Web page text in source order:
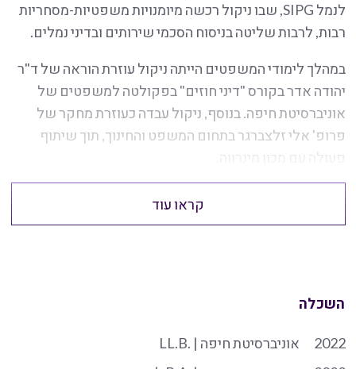
לנמל SIPG, שבו ניקול רכשה מיומנויות משפטיות-מסחריות
רבות, לרבות שליטה בניסוח הסכמי שירותים ובדיני נמלים.
במהלך לימודי המשפטים הייתה ניקול עוזרת הוראה של ד"ר
יהודה אדר בקורס "דיני חוזים" בפקולטה למשפטים של
אוניברסיטת חיפה. בנוסף, ניקול עבדה כעוזרת מחקר של
פרופ' אלי זלצברגר בתחום המשפט והחינוך, תוך שיתוף
פעולה עם מכון מינרווה.
קראו עוד
השכלה
2022
אוניברסיטת חיפה | .LL.B